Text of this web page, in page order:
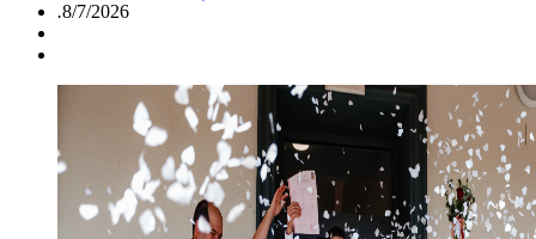
.8/7/2026